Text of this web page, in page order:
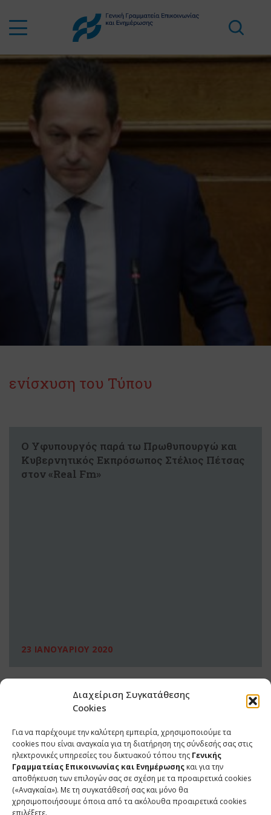
Διαχείριση Συγκατάθεσης
Cookies
Για να παρέχουμε την καλύτερη εμπειρία, χρησιμοποιούμε τα
cookies που είναι αναγκαία για τη διατήρηση της σύνδεσής σας στις
ηλεκτρονικές υπηρεσίες του δικτυακού τόπου της Γενικής
Γραμματείας Επικοινωνίας και Ενημέρωσης και για την
αποθήκευση των επιλογών σας σε σχέση με τα προαιρετικά cookies
(«Αναγκαία»). Με τη συγκατάθεσή σας και μόνο θα
χρησιμοποιήσουμε όποια από τα ακόλουθα προαιρετικά cookies
επιλέξετε.
ενίσχυση του Τύπου
Ο Υφυπουργός παρά τω Πρωθυπουργώ και
Κυβερνητικός Εκπρόσωπος Στέλιος Πέτσας
στον «Real Fm»
23 ΙΑΝΟΥΑΡΙΟΥ 2020
ΕΠΙΚΟΙΝΩΝΙΑ